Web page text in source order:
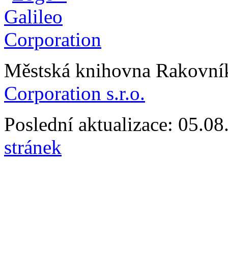
Městská knihovna
Corporation s.r.o.
Poslední aktualizace:
stránek